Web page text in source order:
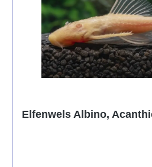
Elfenwels Albino,